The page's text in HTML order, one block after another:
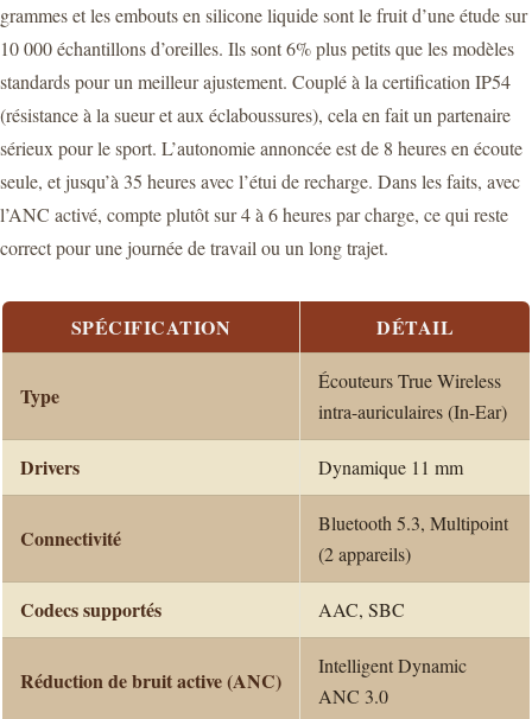
grammes et les embouts en silicone liquide sont le fruit d’une étude sur
10 000 échantillons d’oreilles. Ils sont 6% plus petits que les modèles
standards pour un meilleur ajustement. Couplé à la certification IP54
(résistance à la sueur et aux éclaboussures), cela en fait un partenaire
sérieux pour le sport. L’autonomie annoncée est de 8 heures en écoute
seule, et jusqu’à 35 heures avec l’étui de recharge. Dans les faits, avec
l’ANC activé, compte plutôt sur 4 à 6 heures par charge, ce qui reste
correct pour une journée de travail ou un long trajet.
SPÉCIFICATION DÉTAIL
Type
Écouteurs True Wireless
intra-auriculaires (In-Ear)
Drivers Dynamique 11 mm
Connectivité
Bluetooth 5.3, Multipoint
(2 appareils)
Codecs supportés AAC, SBC
Réduction de bruit active (ANC)
Intelligent Dynamic
ANC 3.0